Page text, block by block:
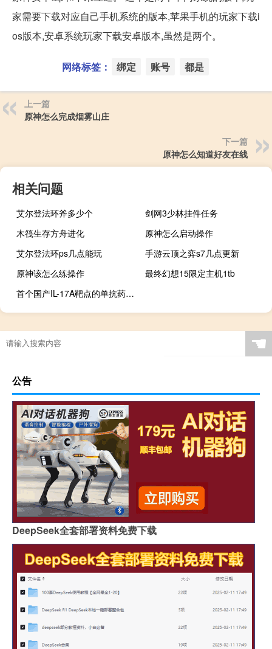
家需要下载对应自己手机系统的版本,苹果手机的玩家下载i
os版本,安卓系统玩家下载安卓版本,虽然是两个。
网络标签： 绑定 账号 都是
上一篇
原神怎么完成烟雾山庄
下一篇
原神怎么知道好友在线
相关问题
艾尔登法环斧多少个
剑网3少林挂件任务
木筏生存方舟进化
原神怎么启动操作
艾尔登法环ps几点能玩
手游云顶之弈s7几点更新
原神该怎么练操作
最终幻想15限定主机1tb
首个国产IL-17A靶点的单抗药物有望明年上市
☚
公告
DeepSeek全套部署资料免费下载